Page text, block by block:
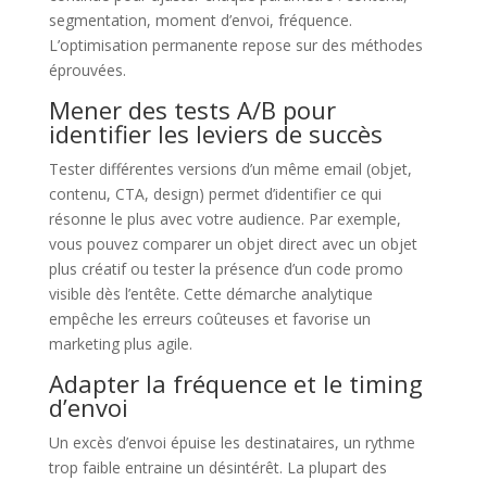
segmentation, moment d’envoi, fréquence.
L’optimisation permanente repose sur des méthodes
éprouvées.
Mener des tests A/B pour
identifier les leviers de succès
Tester différentes versions d’un même email (objet,
contenu, CTA, design) permet d’identifier ce qui
résonne le plus avec votre audience. Par exemple,
vous pouvez comparer un objet direct avec un objet
plus créatif ou tester la présence d’un code promo
visible dès l’entête. Cette démarche analytique
empêche les erreurs coûteuses et favorise un
marketing plus agile.
Adapter la fréquence et le timing
d’envoi
Un excès d’envoi épuise les destinataires, un rythme
trop faible entraine un désintérêt. La plupart des